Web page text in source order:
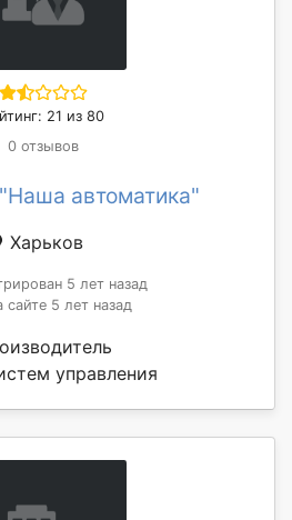
21 из 80
0 отзывов
автоматика"
Харьков
5 лет назад
сайте 5 лет назад
управления